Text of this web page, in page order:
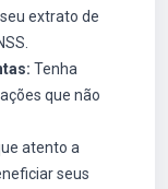
extrato de
Tenha
que não
atento a
seus